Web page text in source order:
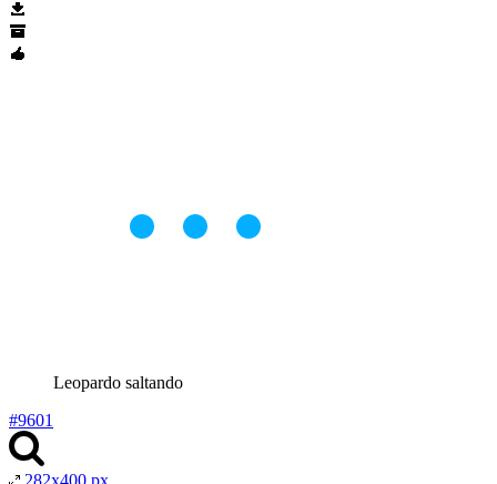
Leopardo saltando
#9601
282x400 px